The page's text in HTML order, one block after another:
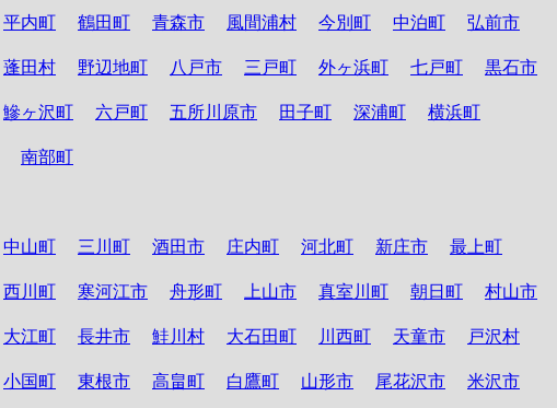
平内町 鶴田町 青森市 風間浦村 今別町 中泊町 弘前市
蓬田村 野辺地町 八戸市 三戸町 外ヶ浜町 七戸町 黒石市
鰺ヶ沢町 六戸町 五所川原市 田子町 深浦町 横浜町
南部町
中山町 三川町 酒田市 庄内町 河北町 新庄市 最上町
西川町 寒河江市 舟形町 上山市 真室川町 朝日町 村山市
大江町 長井市 鮭川村 大石田町 川西町 天童市 戸沢村
小国町 東根市 高畠町 白鷹町 山形市 尾花沢市 米沢市